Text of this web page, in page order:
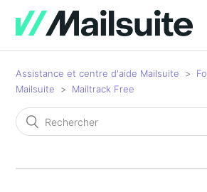
Assistance et centre d'aide Mailsuite
Mailsuite
Mailtrack Free